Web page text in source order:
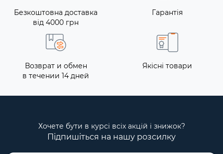
Безкоштовна доставка
від 4000 грн
Гарантія
Возврат и обмен
в течении 14 дней
Якісні товари
Хочете бути в курсі всіх акцій і знижок?
Підпишіться на нашу розсилку